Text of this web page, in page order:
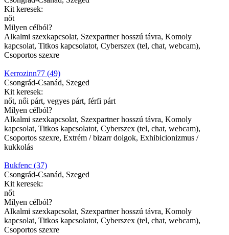
Kit keresek:
nőt
Milyen célból?
Alkalmi szexkapcsolat, Szexpartner hosszú távra, Komoly
kapcsolat, Titkos kapcsolatot, Cyberszex (tel, chat, webcam),
Csoportos szexre
Kerrozinn77 (49)
Csongrád-Csanád, Szeged
Kit keresek:
nőt, női párt, vegyes párt, férfi párt
Milyen célból?
Alkalmi szexkapcsolat, Szexpartner hosszú távra, Komoly
kapcsolat, Titkos kapcsolatot, Cyberszex (tel, chat, webcam),
Csoportos szexre, Extrém / bizarr dolgok, Exhibicionizmus /
kukkolás
Bukfenc (37)
Csongrád-Csanád, Szeged
Kit keresek:
nőt
Milyen célból?
Alkalmi szexkapcsolat, Szexpartner hosszú távra, Komoly
kapcsolat, Titkos kapcsolatot, Cyberszex (tel, chat, webcam),
Csoportos szexre